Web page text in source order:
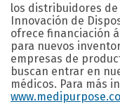
los distribuidores
Innovación de
ofrece financiación
para nuevos
empresas de
buscan entrar en
médicos. Para más